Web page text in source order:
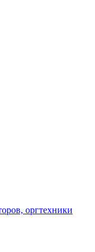
оргтехники